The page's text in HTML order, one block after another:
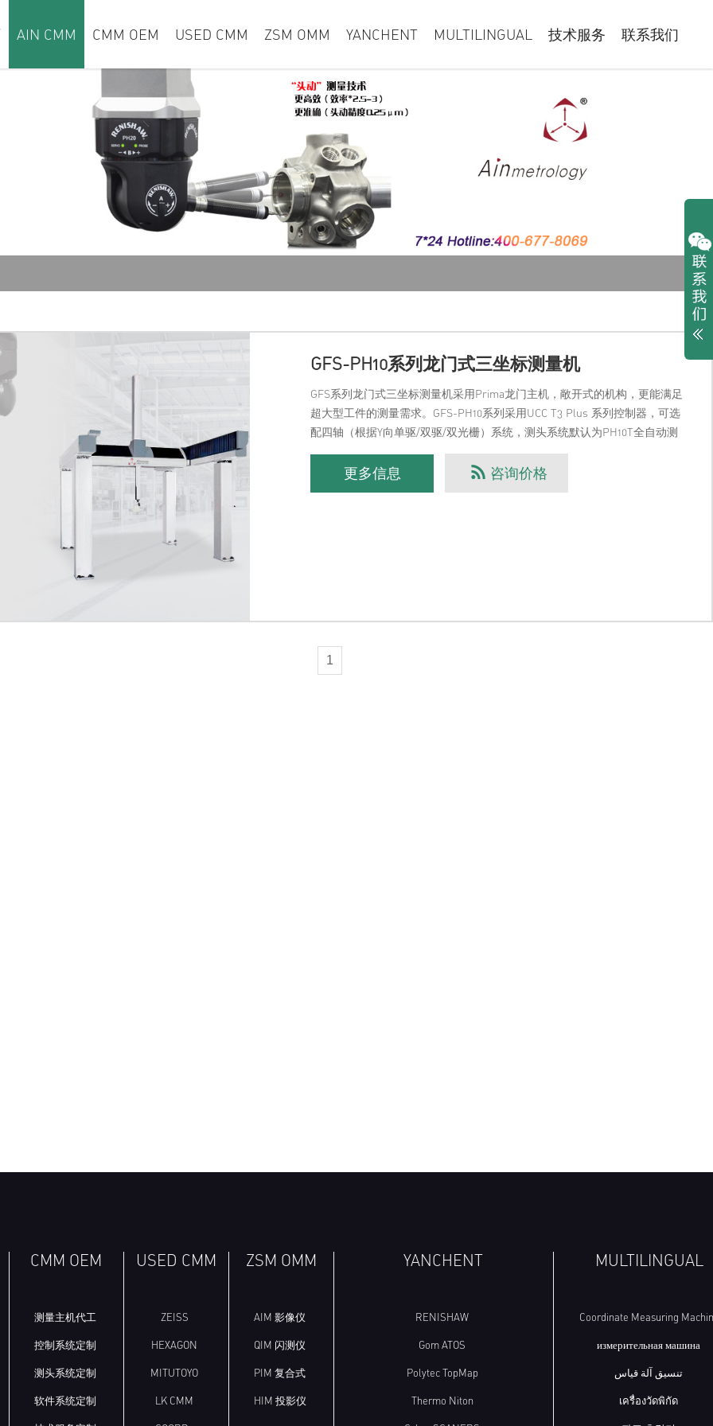
AIN CMM CMM OEM USED CMM ZSM OMM YANCHENT MULTILINGUAL 技术服务 联系我们
GFS-PH10系列龙门式三坐标测量机
GFS系列龙门式三坐标测量机采用Prima龙门主机，敞开式的机构，更能满足
超大型工件的测量需求。GFS-PH10系列采用UCC T3 Plus 系列控制器，可选
配四轴（根据Y向单驱/双驱/双光栅）系统，测头系统默认为PH10T全自动测
更多信息 咨询价格
1
CMM OEM
测量主机代工
控制系统定制
测头系统定制
软件系统定制
USED CMM
ZEISS
HEXAGON
MITUTOYO
LK CMM
ZSM OMM
AIM 影像仪
QIM 闪测仪
PIM 复合式
HIM 投影仪
YANCHENT
RENISHAW
Gom ATOS
Polytec TopMap
Thermo Niton
MULTILINGUAL
Coordinate Measuring
измерительная машина
تنسيق آلة قياس
เครื่องวัดพิกัด